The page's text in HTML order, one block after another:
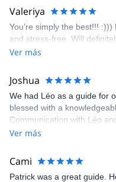
area. The weather was
enjoy the climbs. Explore-
climbing experience in
was fantastic, and the
Valeriya
You’re simply the best!!!
and stress-free. Will
Ver más
Joshua
We had Léo as a guide for
blessed with a
Communication with Léo
Share was excellent in
making our adventure
Ver más
Cami
Patrick was a great guide.